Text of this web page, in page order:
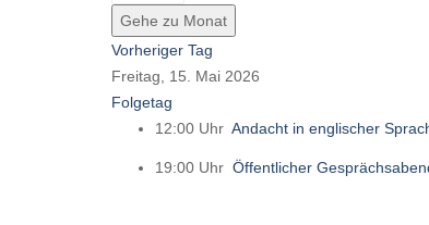
Gehe zu Monat
Vorheriger Tag
Freitag, 15. Mai 2026
Folgetag
12:00 Uhr Andacht in englischer
19:00 Uhr Öffentlicher